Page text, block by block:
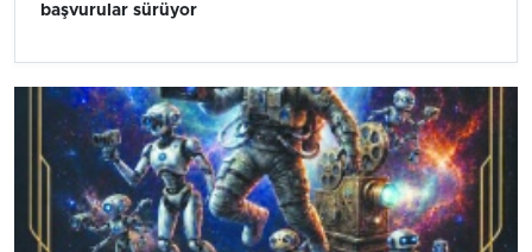
başvurular sürüyor